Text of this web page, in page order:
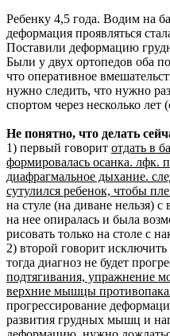
Ребенку 4,5 года. Водим на
деформация проявляться
Поставили деформацию
Были у двух ортопедов оба
что оперативное
нужно следить, что нужно
спортом через несколько лет
Не понятно, что делать
1) первый говорит отдать в
формировалась осанка. лфк.
диафрагмальное дыхание.
сутулился ребенок, чтобы
на стуле (на диване нельзя)
на нее опиралась и была
рисовать только на столе с
2) второй говорит
тогда диагноз не будет
подтягивания, упражнение
верхние мышцы
прогрессирование
развития грудных мышц и